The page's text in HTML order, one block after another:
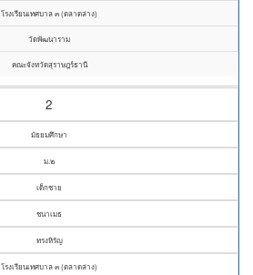
โรงเรียนเทศบาล ๓ (ตลาดล่าง)
วัดพัฒนาราม
คณะจังหวัดสุราษฎร์ธานี
2
มัธยมศึกษา
ม.๒
เด็กชาย
ชนาเมธ
ทรงหิรัญ
โรงเรียนเทศบาล ๓ (ตลาดล่าง)